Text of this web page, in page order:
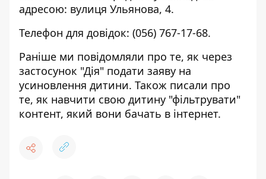
адресою: вулиця Ульянова, 4.
Телефон для довідок: (056) 767-17-68.
Раніше ми повідомляли про те, як через
застосунок "Дія" подати заяву на
усиновлення дитини. Також писали про
те, як навчити свою дитину "фільтрувати"
контент, який вони бачать в інтернет.